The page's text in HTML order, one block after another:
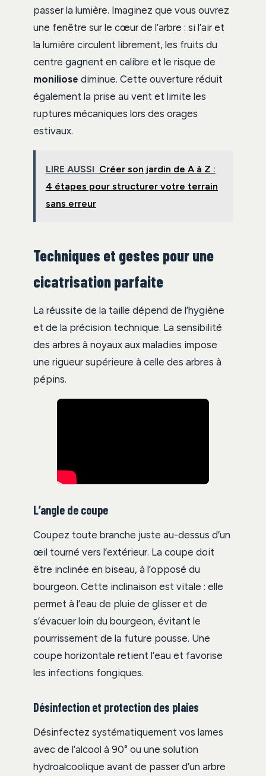
passer la lumière. Imaginez que vous ouvrez
une fenêtre sur le cœur de l’arbre : si l’air et
la lumière circulent librement, les fruits du
centre gagnent en calibre et le risque de
moniliose diminue. Cette ouverture réduit
également la prise au vent et limite les
ruptures mécaniques lors des orages
estivaux.
LIRE AUSSI Créer son jardin de A à Z :
4 étapes pour structurer votre terrain
sans erreur
Techniques et gestes pour une
cicatrisation parfaite
La réussite de la taille dépend de l’hygiène
et de la précision technique. La sensibilité
des arbres à noyaux aux maladies impose
une rigueur supérieure à celle des arbres à
pépins.
L’angle de coupe
Coupez toute branche juste au-dessus d’un
œil tourné vers l’extérieur. La coupe doit
être inclinée en biseau, à l’opposé du
bourgeon. Cette inclinaison est vitale : elle
permet à l’eau de pluie de glisser et de
s’évacuer loin du bourgeon, évitant le
pourrissement de la future pousse. Une
coupe horizontale retient l’eau et favorise
les infections fongiques.
Désinfection et protection des plaies
Désinfectez systématiquement vos lames
avec de l’alcool à 90° ou une solution
hydroalcoolique avant de passer d’un arbre